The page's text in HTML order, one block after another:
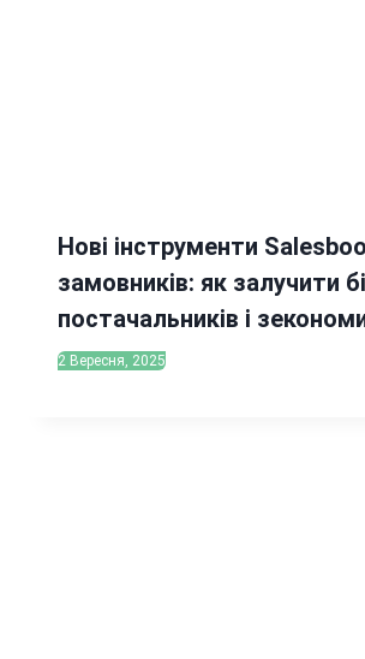
Нові інструменти
замовників: як залучити
постачальників і
2 Вересня, 2025